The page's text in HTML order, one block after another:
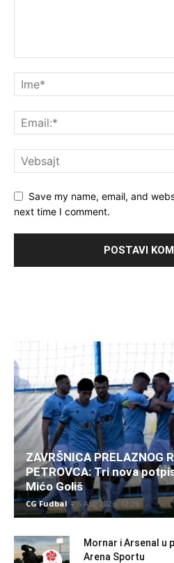
Save my name, email, and
next time I comment.
ZAVRŠNICA PRELAZNOG
PETROVCA: Tri nova
Mićo Goliš
CG Fudbal - 6 Aug 2026. 12:26
Mornar i Arsenal u
Arena Sportu